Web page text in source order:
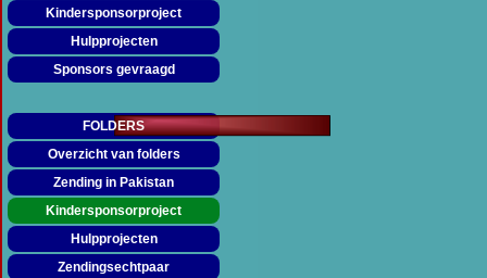
Kindersponsorproject
Hulpprojecten
Sponsors gevraagd
FOLDERS
Overzicht van folders
Zending in Pakistan
Kindersponsorproject
Hulpprojecten
Zendingsechtpaar